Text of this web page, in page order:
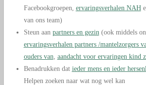
Facebookgroepen, ervaringsverhalen NAH
van ons team)
Steun aan partners en gezin (ook middels
ervaringsverhalen partners /mantelzorgers
ouders van aandacht voor ervaringen kind
Benadrukken dat ieder mens en ieder
Helpen zoeken naar wat nog wel kan